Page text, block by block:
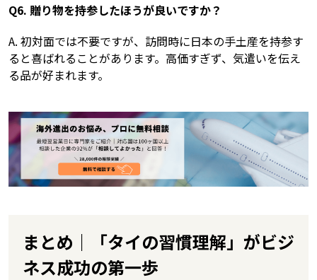
Q6. 贈り物を持参したほうが良いですか？
A. 初対面では不要ですが、訪問時に日本の手土産を持参す
ると喜ばれることがあります。高価すぎず、気遣いを伝え
る品が好まれます。
まとめ｜「タイの習慣理解」がビジ
ネス成功の第一歩